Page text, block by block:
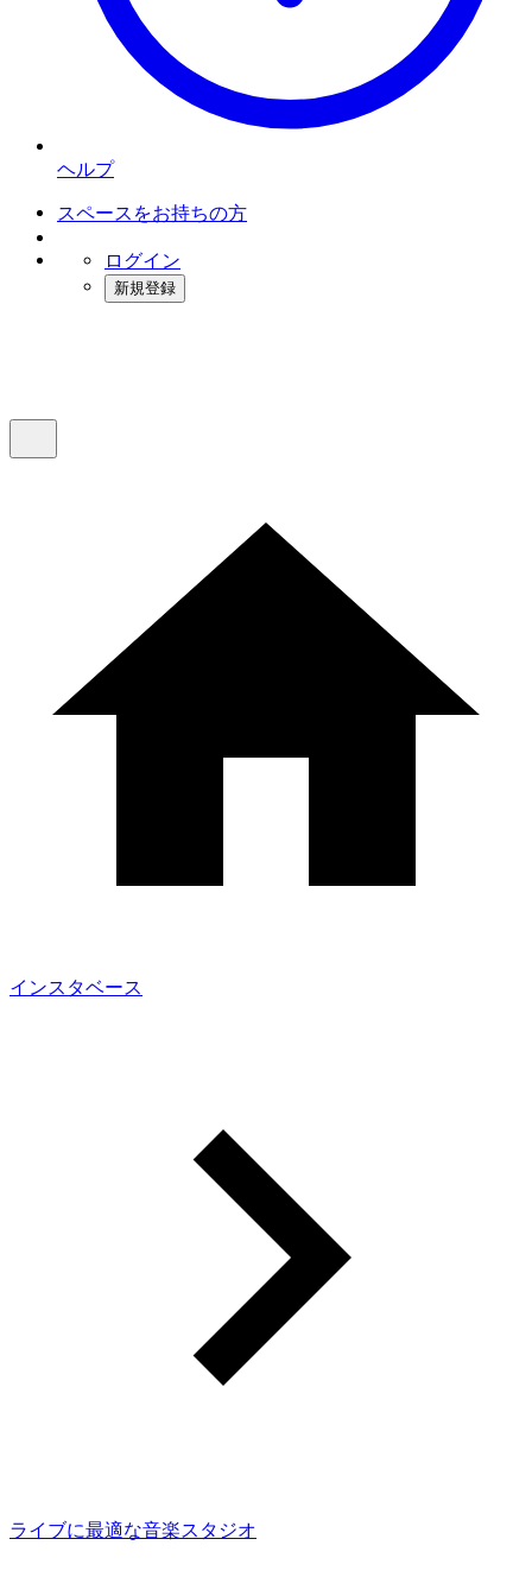
ヘルプ
スペースをお持ちの方
ログイン
新規登録
インスタベース
ライブに最適な音楽スタジオ